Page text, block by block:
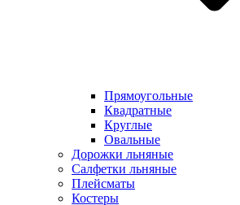
Прямоугольные
Квадратные
Круглые
Овальные
Дорожки льняные
Салфетки льняные
Плейсматы
Костеры